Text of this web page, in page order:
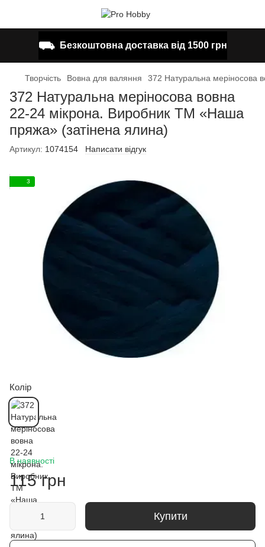
⛟ Безкоштовна доставка від 1500 грн
Творчість Вовна для валяння 372 Натуральна меріносова
372 Натуральна меріносова вовна
22-24 мікрона. Виробник ТМ «Наша
пряжа» (затінена ялина)
Артикул: 1074154 Написати відгук
3
Колір
В наявності
115 грн
Купити